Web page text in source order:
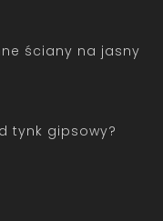
ściany na jasny
tynk gipsowy?